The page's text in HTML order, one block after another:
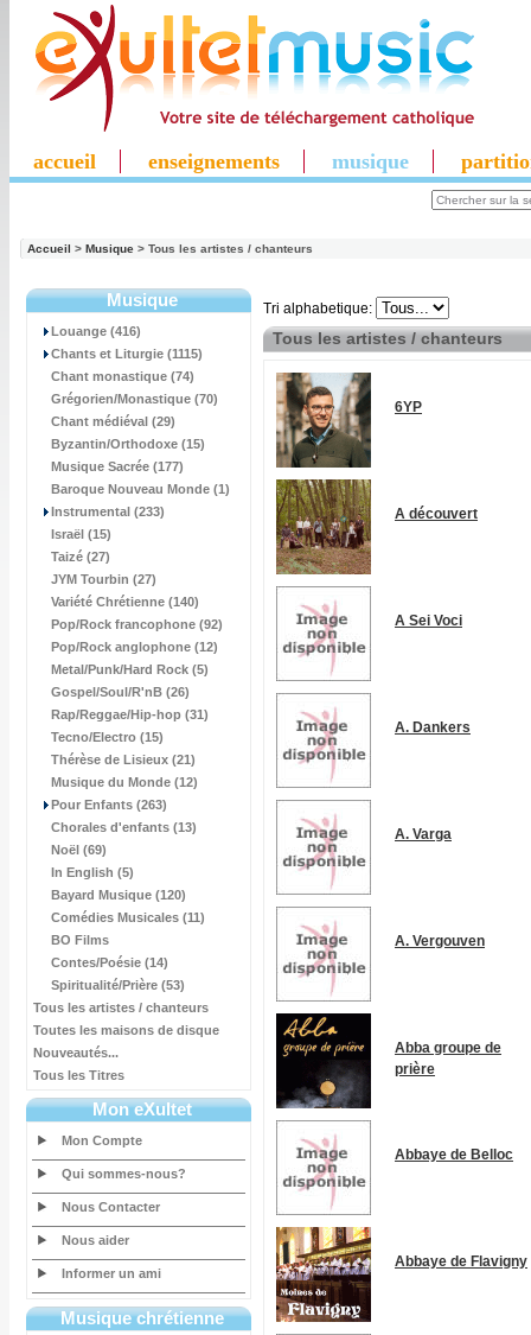
accueil enseignements musique
Accueil > Musique > Tous les artistes / chanteurs
Musique
Louange (416)
Chants et Liturgie (1115)
Chant monastique (74)
Grégorien/Monastique (70)
Chant médiéval (29)
Byzantin/Orthodoxe (15)
Musique Sacrée (177)
Baroque Nouveau Monde (1)
Instrumental (233)
Israël (15)
Taizé (27)
JYM Tourbin (27)
Variété Chrétienne (140)
Pop/Rock francophone (92)
Pop/Rock anglophone (12)
Metal/Punk/Hard Rock (5)
Gospel/Soul/R'nB (26)
Rap/Reggae/Hip-hop (31)
Tecno/Electro (15)
Thérèse de Lisieux (21)
Musique du Monde (12)
Pour Enfants (263)
Chorales d'enfants (13)
Noël (69)
In English (5)
Bayard Musique (120)
Comédies Musicales (11)
BO Films
Contes/Poésie (14)
Spiritualité/Prière (53)
Tous les artistes / chanteurs
Toutes les maisons de disque
Nouveautés...
Tous les Titres
Mon eXultet
Mon Compte
Qui sommes-nous?
Nous Contacter
Nous aider
Informer un ami
Musique chrétienne
Tri alphabetique:
Tous les artistes / chanteurs
6YP
A découvert
A Sei Voci
A. Dankers
A. Varga
A. Vergouven
Abba groupe de
prière
Abbaye de Belloc
Abbaye de Flavigny